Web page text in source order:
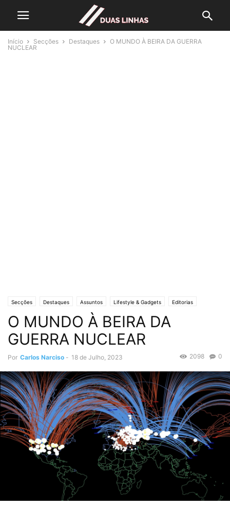
Início Secções Destaques
O MUNDO À BEIRA DA GUERRA
NUCLEAR
Secções Destaques Assuntos Lifestyle & Gadgets Editorias
MUNDO Crónicas de Opinião O ESTADO da ARTE Política
O MUNDO À BEIRA DA
GUERRA NUCLEAR
Por Carlos Narciso - 18 de Julho, 2023 0
2098